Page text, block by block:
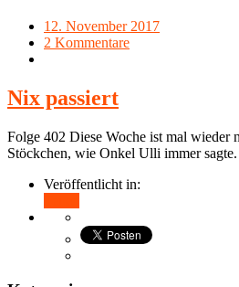
12. November 2017
2 Kommentare
Nix passiert
Folge 402 Diese Woche ist mal wieder
Stöckchen, wie Onkel Ulli immer sagte.
Veröffentlicht in: